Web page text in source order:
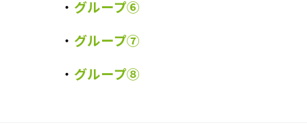
・ グループ⑥
・ グループ⑦
・ グループ⑧